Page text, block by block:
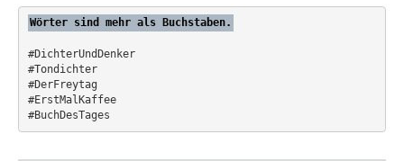
Wörter sind mehr als Buchstaben.
#DichterUndDenker
#Tondichter
#DerFreytag
#ErstMalKaffee
#BuchDesTages